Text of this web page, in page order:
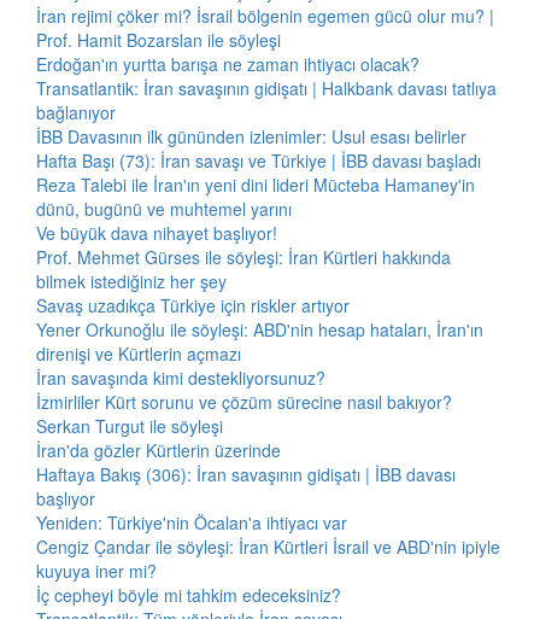
İran rejimi çöker mi? İsrail bölgenin egemen gücü olur mu? |
Prof. Hamit Bozarslan ile söyleşi
Erdoğan'ın yurtta barışa ne zaman ihtiyacı olacak?
Transatlantik: İran savaşının gidişatı | Halkbank davası tatlıya
bağlanıyor
İBB Davasının ilk gününden izlenimler: Usul esası belirler
Hafta Başı (73): İran savaşı ve Türkiye | İBB davası başladı
Reza Talebi ile İran'ın yeni dini lideri Mücteba Hamaney'in
dünü, bugünü ve muhtemel yarını
Ve büyük dava nihayet başlıyor!
Prof. Mehmet Gürses ile söyleşi: İran Kürtleri hakkında
bilmek istediğiniz her şey
Savaş uzadıkça Türkiye için riskler artıyor
Yener Orkunoğlu ile söyleşi: ABD'nin hesap hataları, İran'ın
direnişi ve Kürtlerin açmazı
İran savaşında kimi destekliyorsunuz?
İzmirliler Kürt sorunu ve çözüm sürecine nasıl bakıyor?
Serkan Turgut ile söyleşi
İran'da gözler Kürtlerin üzerinde
Haftaya Bakış (306): İran savaşının gidişatı | İBB davası
başlıyor
Yeniden: Türkiye'nin Öcalan'a ihtiyacı var
Cengiz Çandar ile söyleşi: İran Kürtleri İsrail ve ABD'nin ipiyle
kuyuya iner mi?
İç cepheyi böyle mi tahkim edeceksiniz?